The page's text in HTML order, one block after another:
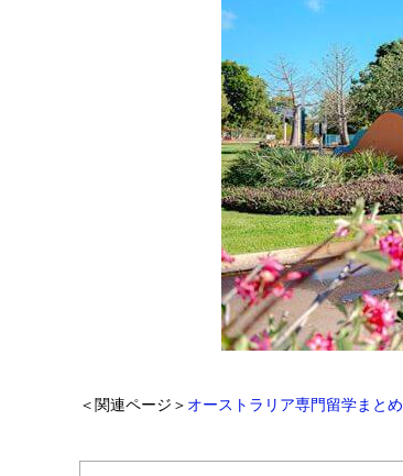
＜関連ページ＞ オーストラリア専門留学まとめ